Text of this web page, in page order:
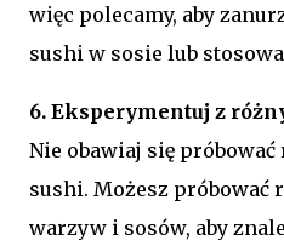
więc polecamy, aby
sushi w sosie lub
6. Eksperymentuj z
Nie obawiaj się
sushi. Możesz próbować
warzyw i sosów, aby